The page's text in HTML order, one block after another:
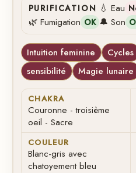
PURIFICATION 💧 Eau
🌿 Fumigation OK 🔔 Son
Intuition feminine Cycles
sensibilité
Magie lunaire
CHAKRA
Couronne - troisième
oeil - Sacre
COULEUR
Blanc-gris avec
chatoyement bleu